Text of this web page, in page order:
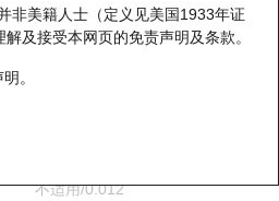
非美籍人士（定义见美国1933年证
解及接受本网页的免责声明及条款。
。
1211 比亚迪股份
不适用/0.012